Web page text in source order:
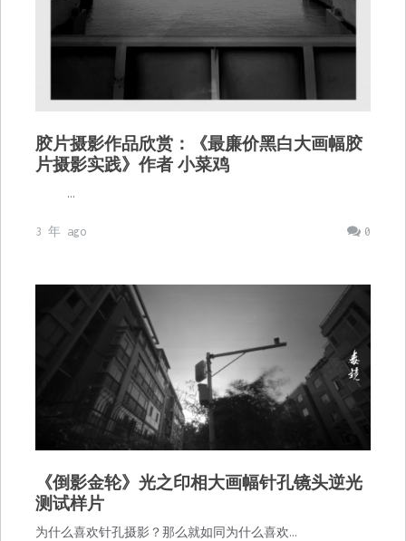
胶片摄影作品欣赏：《最廉价黑白大画幅胶
片摄影实践》作者 小菜鸡
…
0
3 年 ago
《倒影金轮》光之印相大画幅针孔镜头逆光
测试样片
为什么喜欢针孔摄影？那么就如同为什么喜欢…